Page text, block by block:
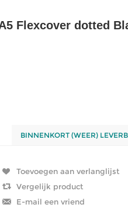
Flexcover dotted
BINNENKORT (WEER)